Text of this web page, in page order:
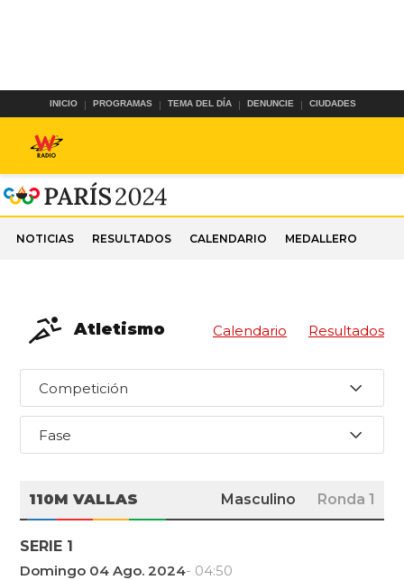
INICIO PROGRAMAS TEMA DEL DÍA DENUNCIE CIUDADES
NOTICIAS RESULTADOS CALENDARIO MEDALLERO
Atletismo Calendario Resultados
Competición
Fase
110M VALLAS Masculino Ronda 1
SERIE 1
Domingo 04 Ago. 2024- 04:50